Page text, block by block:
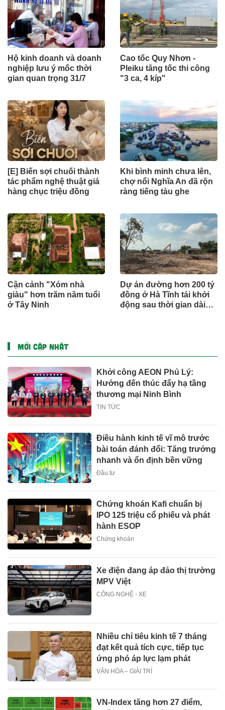
Hộ kinh doanh và doanh
nghiệp lưu ý mốc thời
gian quan trọng 31/7
Cao tốc Quy Nhơn -
Pleiku tăng tốc thi công
"3 ca, 4 kíp"
[E] Biến sợi chuối thành
tác phẩm nghệ thuật giá
hàng chục triệu đồng
Khi bình minh chưa lên,
chợ nổi Nghĩa An đã rộn
ràng tiếng tàu ghe
Cận cảnh "Xóm nhà
giàu" hơn trăm năm tuổi
ở Tây Ninh
Dự án đường hơn 200 tỷ
đồng ở Hà Tĩnh tái khởi
động sau thời gian dài
MỚI CẬP NHẬT
Khởi công AEON Phủ Lý:
Hướng đến thúc đẩy hạ tầng
thương mại Ninh Bình
TIN TỨC
Điều hành kinh tế vĩ mô trước
bài toán đánh đổi: Tăng trưởng
nhanh và ổn định bền vững
Đầu tư
Chứng khoán Kafi chuẩn bị
IPO 125 triệu cổ phiếu và phát
hành ESOP
Chứng khoán
Xe điện đang áp đảo thị trường
MPV Việt
CÔNG NGHỆ - XE
Nhiều chỉ tiêu kinh tế 7 tháng
đạt kết quả tích cực, tiếp tục
ứng phó áp lực lạm phát
VĂN HÓA – GIẢI TRÍ
VN-Index tăng hơn 27 điểm,